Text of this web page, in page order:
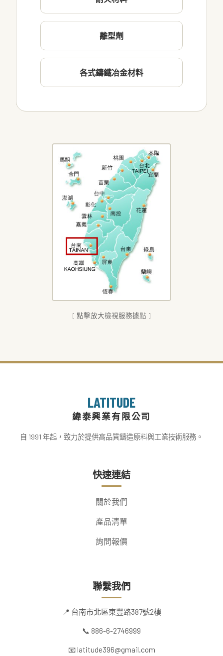
離型劑
各式鑄鐵冶金材料
[ 點擊放大檢視服務據點 ]
LATITUDE
緯泰興業有限公司
自 1991 年起，致力於提供高品質鑄造原料與工業技術服務。
快速連結
關於我們
產品清單
詢問報價
聯繫我們
📍 台南市北區東豐路387號2樓
📞 886-6-2746999
📧 latitude396@gmail.com